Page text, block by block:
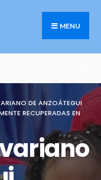
MENU
DE ANZOÁTEGUI
RECUPERADAS EN